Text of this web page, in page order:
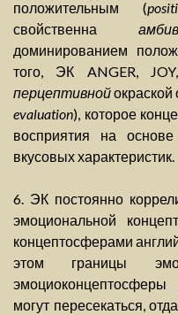
положительным (
свойственна
доминированием
того, ЭК ANGER,
перцептивнойокраской
evaluation), которое
восприятия на
вкусовых характеристик.
6. ЭК постоянно
эмоциональной
концептосферами
этом границы
могут пересекаться,